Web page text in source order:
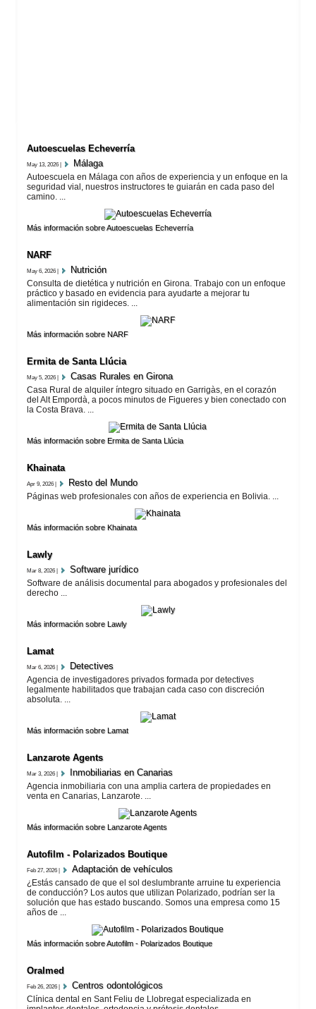
Autoescuelas Echeverría
May 13, 2026 | Málaga
Autoescuela en Málaga con años de experiencia y un enfoque en la
seguridad vial, nuestros instructores te guiarán en cada paso del
camino. ...
Más información sobre Autoescuelas Echeverría
NARF
May 6, 2026 | Nutrición
Consulta de dietética y nutrición en Girona. Trabajo con un enfoque
práctico y basado en evidencia para ayudarte a mejorar tu
alimentación sin rigideces. ...
Más información sobre NARF
Ermita de Santa Llúcia
May 5, 2026 | Casas Rurales en Girona
Casa Rural de alquiler íntegro situado en Garrigàs, en el corazón
del Alt Empordà, a pocos minutos de Figueres y bien conectado con
la Costa Brava. ...
Más información sobre Ermita de Santa Llúcia
Khainata
Apr 9, 2026 | Resto del Mundo
Páginas web profesionales con años de experiencia en Bolivia. ...
Más información sobre Khainata
Lawly
Mar 8, 2026 | Software jurí­dico
Software de análisis documental para abogados y profesionales del
derecho ...
Más información sobre Lawly
Lamat
Mar 6, 2026 | Detectives
Agencia de investigadores privados formada por detectives
legalmente habilitados que trabajan cada caso con discreción
absoluta. ...
Más información sobre Lamat
Lanzarote​ Agents
Mar 3, 2026 | Inmobiliarias en Canarias
Agencia inmobiliaria con una amplia cartera de propiedades en
venta en Canarias, Lanzarote. ...
Más información sobre Lanzarote​ Agents
Autofilm - Polarizados Boutique
Feb 27, 2026 | Adaptación de vehí­culos
¿Estás cansado de que el sol deslumbrante arruine tu experiencia
de conducción? Los autos que utilizan Polarizado, podrían ser la
solución que has estado buscando. Somos una empresa como 15
años de ...
Más información sobre Autofilm - Polarizados Boutique
Oralmed
Feb 26, 2026 | Centros odontológicos
Clínica dental en Sant Feliu de Llobregat especializada en